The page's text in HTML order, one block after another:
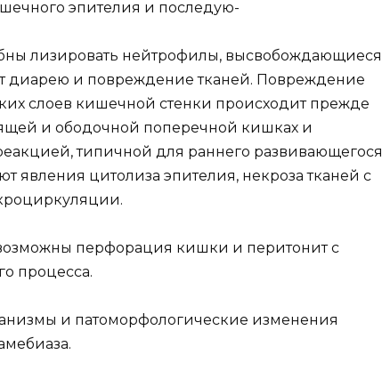
эпителия и последую-
лизировать нейтрофилы, высвобождающиеся
диарею и повреждение тканей. Повреждение
слоев кишечной стенки происходит прежде
и ободочной поперечной кишках и
типичной для раннего развивающегося
явления цитолиза эпителия, некроза тканей с
перфорация кишки и перитонит с
процесса.
и патоморфологические изменения